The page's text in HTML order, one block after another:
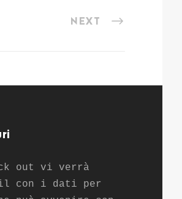
NEXT
out vi verrà
con i dati per